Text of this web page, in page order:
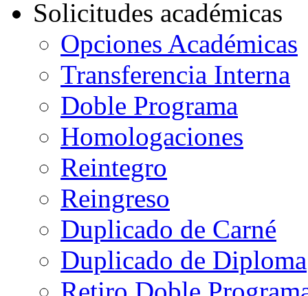
Solicitudes académicas
Opciones Académicas
Transferencia Interna
Doble Programa
Homologaciones
Reintegro
Reingreso
Duplicado de Carné
Duplicado de Diploma